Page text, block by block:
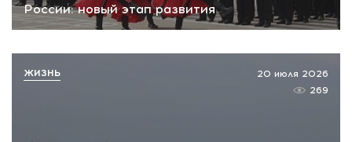
России: новый этап развития
20 июля 2026
269
ЖИЗНЬ